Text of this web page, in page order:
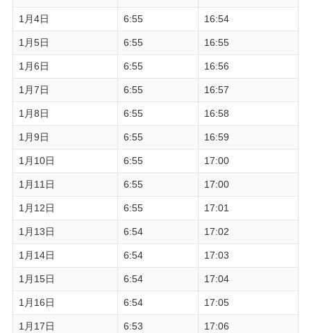
1月4日 6:55 16:54
1月5日 6:55 16:55
1月6日 6:55 16:56
1月7日 6:55 16:57
1月8日 6:55 16:58
1月9日 6:55 16:59
1月10日 6:55 17:00
1月11日 6:55 17:00
1月12日 6:55 17:01
1月13日 6:54 17:02
1月14日 6:54 17:03
1月15日 6:54 17:04
1月16日 6:54 17:05
1月17日 6:53 17:06